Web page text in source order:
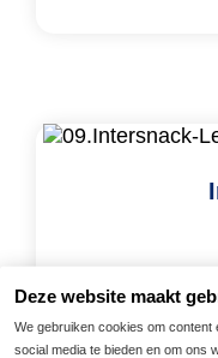
Deze website maakt
We gebruiken cookies om
social media te bieden en om ons
Basware het